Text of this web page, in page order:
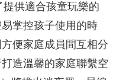
提供適合孩童玩樂的
掌控孩子使用的時
便家庭成員間互相分
造溫馨的家庭聯繫空